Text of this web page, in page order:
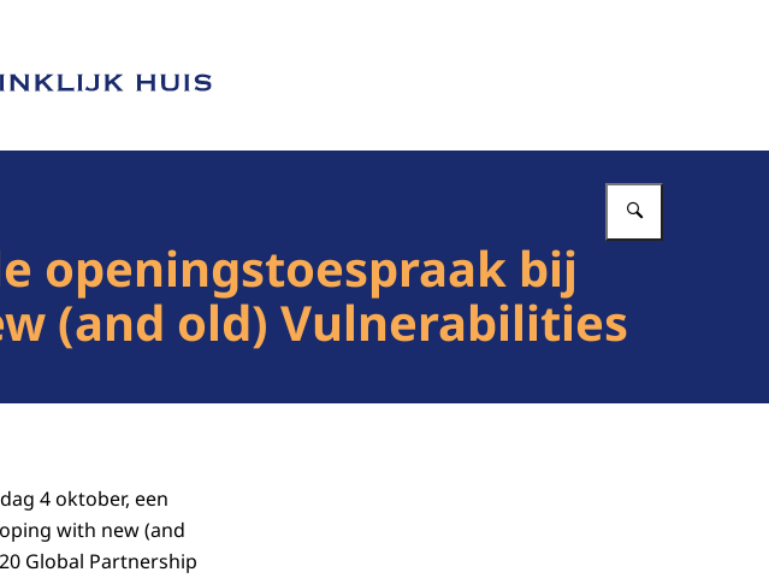
Huis
openingstoespraak bij
(and old) Vulnerabilities
4 oktober, een
with new (and
Global Partnership